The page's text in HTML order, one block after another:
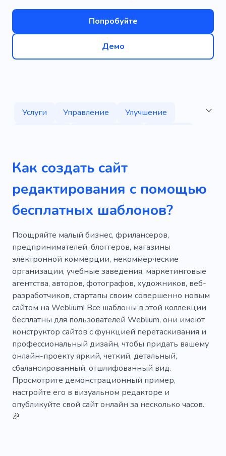
Попробуйте
Демо
Услуги Управление
Улучшение
Пожертвование
Брошюра
Публикация
Текст
Написание
Издательство
Как создать сайт
редактирования с помощью
бесплатных шаблонов?
Поощряйте малый бизнес, фрилансеров,
предпринимателей, блоггеров, магазины
электронной коммерции, некоммерческие
организации, учебные заведения, маркетинговые
агентства, авторов, фотографов, художников, веб-
разработчиков, стартапы своим совершенно новым
сайтом на Weblium! Все шаблоны в этой коллекции
бесплатны для пользователей Weblium, они имеют
конструктор сайтов с функцией перетаскивания и
профессиональный дизайн, чтобы придать вашему
онлайн-проекту яркий, четкий, детальный,
сбалансированный, отшлифованный вид.
Просмотрите демонстрационный пример,
настройте его в визуальном редакторе и
опубликуйте свой сайт онлайн за несколько часов.
🎉